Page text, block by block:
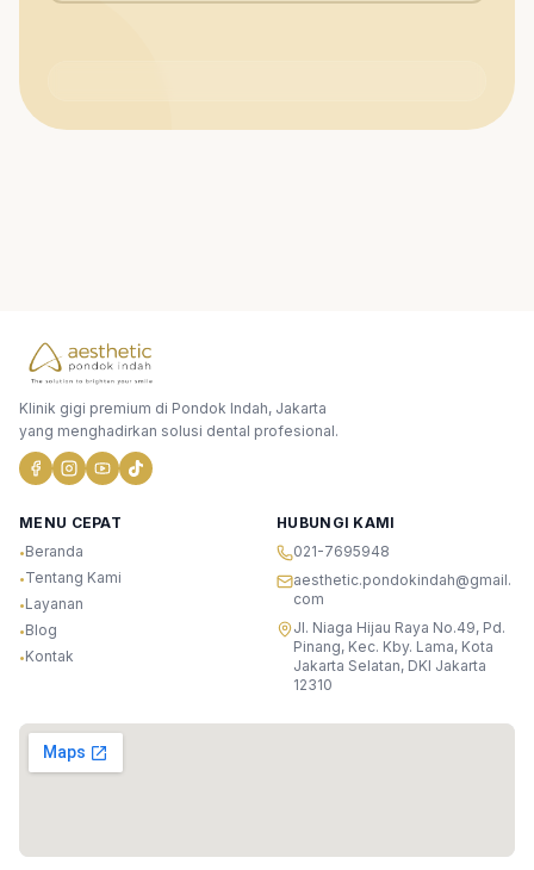
Klinik gigi premium di Pondok Indah, Jakarta
yang menghadirkan solusi dental profesional.
MENU CEPAT
•Beranda
•Tentang Kami
•Layanan
•Blog
•Kontak
HUBUNGI KAMI
021-7695948
aesthetic.pondokindah@gmail.
com
Jl. Niaga Hijau Raya No.49, Pd.
Pinang, Kec. Kby. Lama, Kota
Jakarta Selatan, DKI Jakarta
12310